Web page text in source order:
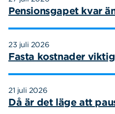
Pensionsgapet kvar
23 juli 2026
Fasta kostnader
21 juli 2026
Då är det läge att